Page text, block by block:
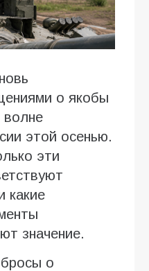
о якобы
волне
этой осенью.
эти
какие
значение.
о